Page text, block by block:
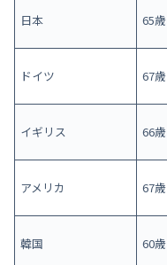
日本 65歳
ドイツ 67歳
イギリス 66歳
アメリカ 67歳
韓国 60歳